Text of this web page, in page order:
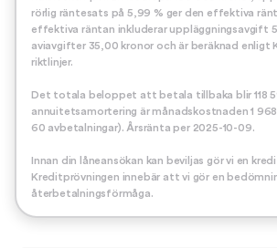
rörlig räntesats på 5,99 % ger den effektiva
effektiva räntan inkluderar uppläggningsavgift
aviavgifter 35,00 kronor och är beräknad enligt
riktlinjer.
Det totala beloppet att betala tillbaka blir 118
annuitetsamortering är månadskostnaden 1
60 avbetalningar). Årsränta per 2025-10-09.
Innan din låneansökan kan beviljas gör vi en
Kreditprövningen innebär att vi gör en
återbetalningsförmåga.